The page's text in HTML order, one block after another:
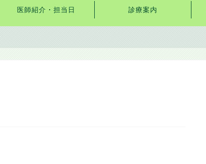
医師紹介・担当日 診療案内